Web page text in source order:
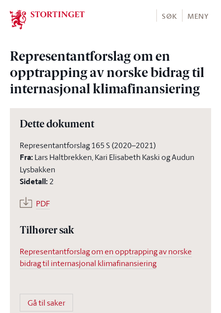
Stortinget.no
SØK MENY
Representantforslag om en
opptrapping av norske bidrag til
internasjonal klimafinansiering
Dette dokument
Representantforslag 165 S (2020–2021)
Fra: Lars Haltbrekken, Kari Elisabeth Kaski og Audun
Lysbakken
Sidetall: 2
PDF
Tilhører sak
Representantforslag om en opptrapping av norske
bidrag til internasjonal klimafinansiering
Gå til saker